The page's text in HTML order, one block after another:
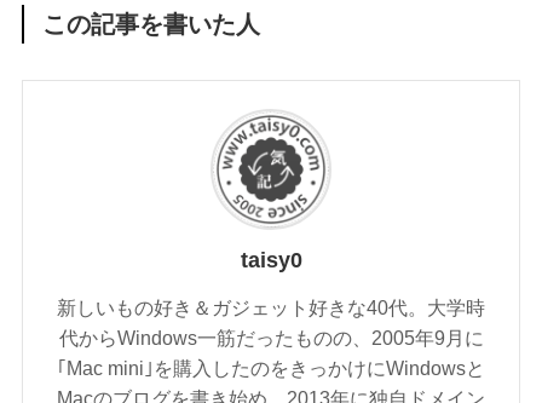
この記事を書いた人
taisy0
新しいもの好き＆ガジェット好きな40代。大学時
代からWindows一筋だったものの、2005年9月に
｢Mac mini｣を購入したのをきっかけにWindowsと
Macのブログを書き始め、2013年に独自ドメイン